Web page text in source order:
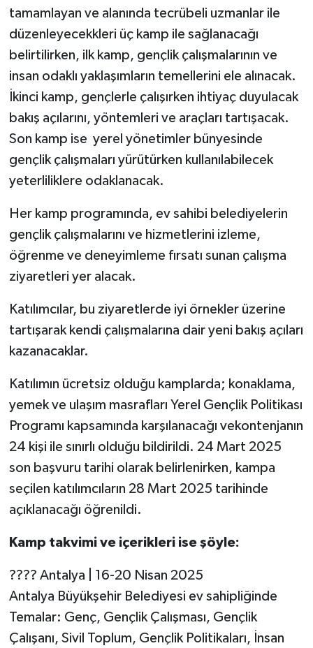
tamamlayan ve alanında tecrübeli uzmanlar ile
düzenleyecekkleri üç kamp ile sağlanacağı
belirtilirken, ilk kamp, gençlik çalışmalarının ve
insan odaklı yaklaşımların temellerini ele alınacak.
İkinci kamp, gençlerle çalışırken ihtiyaç duyulacak
bakış açılarını, yöntemleri ve araçları tartışacak.
Son kamp ise yerel yönetimler bünyesinde
gençlik çalışmaları yürütürken kullanılabilecek
yeterliliklere odaklanacak.
Her kamp programında, ev sahibi belediyelerin
gençlik çalışmalarını ve hizmetlerini izleme,
öğrenme ve deneyimleme fırsatı sunan çalışma
ziyaretleri yer alacak.
Katılımcılar, bu ziyaretlerde iyi örnekler üzerine
tartışarak kendi çalışmalarına dair yeni bakış açıları
kazanacaklar.
Katılımın ücretsiz olduğu kamplarda; konaklama,
yemek ve ulaşım masrafları Yerel Gençlik Politikası
Programı kapsamında karşılanacağı vekontenjanın
24 kişi ile sınırlı olduğu bildirildi. 24 Mart 2025
son başvuru tarihi olarak belirlenirken, kampa
seçilen katılımcıların 28 Mart 2025 tarihinde
açıklanacağı öğrenildi.
Kamp takvimi ve içerikleri ise şöyle:
???? Antalya | 16-20 Nisan 2025
Antalya Büyükşehir Belediyesi ev sahipliğinde
Temalar: Genç, Gençlik Çalışması, Gençlik
Çalışanı, Sivil Toplum, Gençlik Politikaları, İnsan